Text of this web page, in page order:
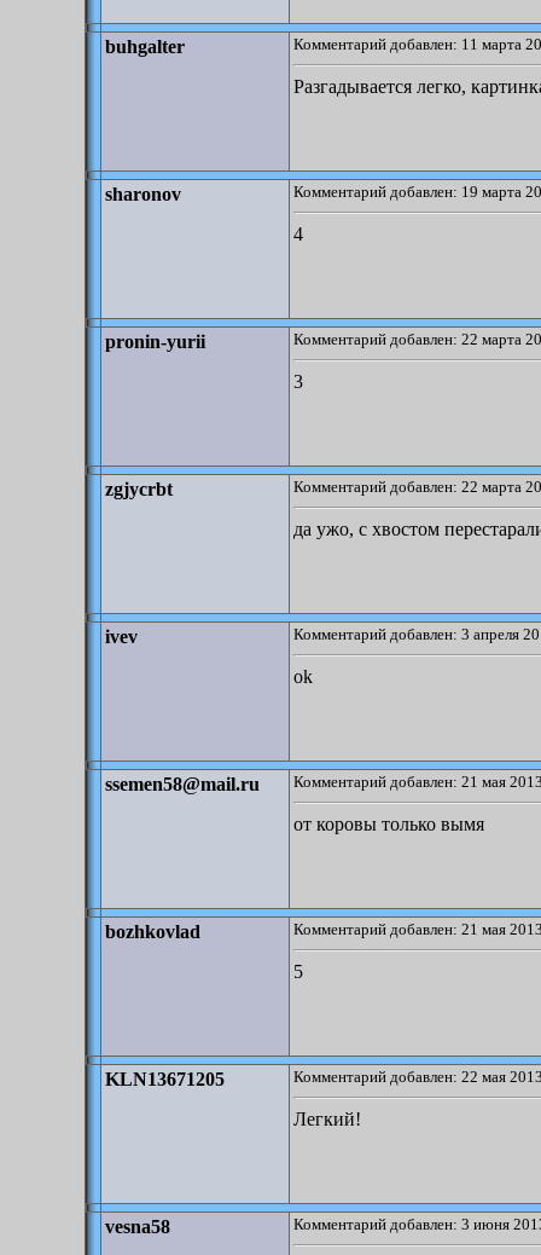
buhgalter Комментарий добавлен: 11 марта
Разгадывается легко,
sharonov Комментарий добавлен: 19 марта
4
pronin-yurii Комментарий добавлен: 22 марта
3
zgjycrbt Комментарий добавлен: 22 марта
да ужо, с хвостом
ivev Комментарий добавлен: 3 апреля
ok
ssemen58@mail.ru Комментарий добавлен: 21 мая
от коровы только вымя
bozhkovlad Комментарий добавлен: 21 мая
5
KLN13671205 Комментарий добавлен: 22 мая
Легкий!
vesna58 Комментарий добавлен: 3 июня